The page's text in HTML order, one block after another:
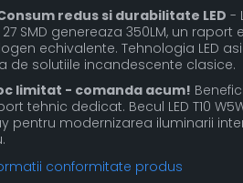
redus si durabilitate LED -
27 SMD genereaza 350LM, un
echivalente. Tehnologia LED
de solutiile incandescente clasice.
limitat - comanda acum!
tehnic dedicat. Becul LED T10
pentru modernizarea iluminarii
conformitate produs